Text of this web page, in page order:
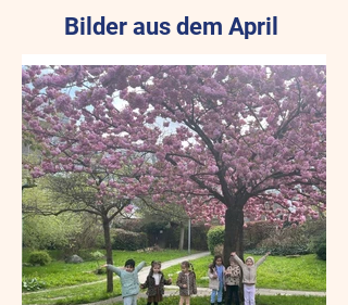
Bilder aus dem April